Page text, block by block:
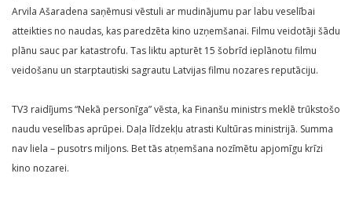
Arvila Ašaradena saņēmusi vēstuli ar mudinājumu par labu veselībai
atteikties no naudas, kas paredzēta kino uzņemšanai. Filmu veidotāji šādu
plānu sauc par katastrofu. Tas liktu apturēt 15 šobrīd ieplānotu filmu
veidošanu un starptautiski sagrautu Latvijas filmu nozares reputāciju.
TV3 raidījums “Nekā personīga” vēsta, ka Finanšu ministrs meklē trūkstošo
naudu veselības aprūpei. Daļa līdzekļu atrasti Kultūras ministrijā. Summa
nav liela – pusotrs miljons. Bet tās atņemšana nozīmētu apjomīgu krīzi
kino nozarei.